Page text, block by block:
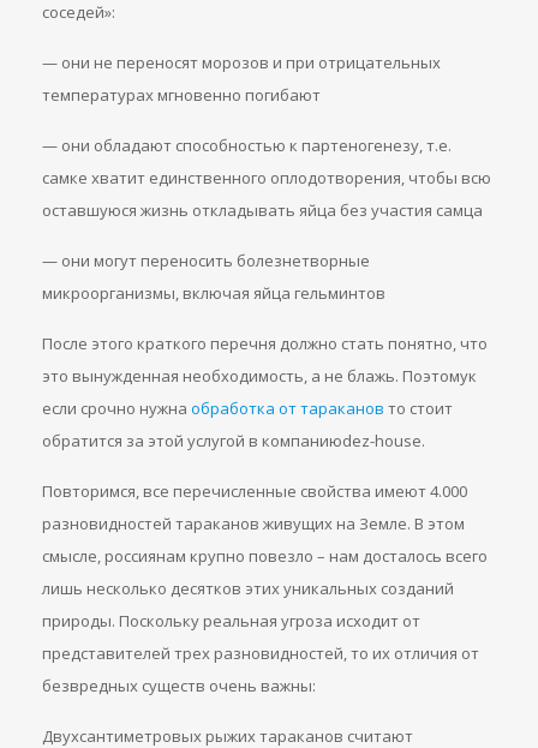
соседей»:
— они не переносят морозов и при отрицательных
температурах мгновенно погибают
— они обладают способностью к партеногенезу, т.е.
самке хватит единственного оплодотворения, чтобы всю
оставшуюся жизнь откладывать яйца без участия самца
— они могут переносить болезнетворные
микроорганизмы, включая яйца гельминтов
После этого краткого перечня должно стать понятно, что
это вынужденная необходимость, а не блажь. Поэтомук
если срочно нужна обработка от тараканов то стоит
обратится за этой услугой в компаниюdez-house.
Повторимся, все перечисленные свойства имеют 4.000
разновидностей тараканов живущих на Земле. В этом
смысле, россиянам крупно повезло – нам досталось всего
лишь несколько десятков этих уникальных созданий
природы. Поскольку реальная угроза исходит от
представителей трех разновидностей, то их отличия от
безвредных существ очень важны:
Двухсантиметровых рыжих тараканов считают